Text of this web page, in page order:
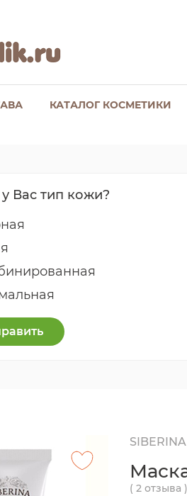
КАТАЛОГ КОСМЕТИКИ
Вас тип кожи?
SIBERINA
( 2 отзыва )